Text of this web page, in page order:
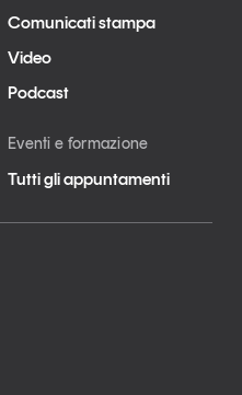
Comunicati stampa
Video
Podcast
Eventi e formazione
Tutti gli appuntamenti